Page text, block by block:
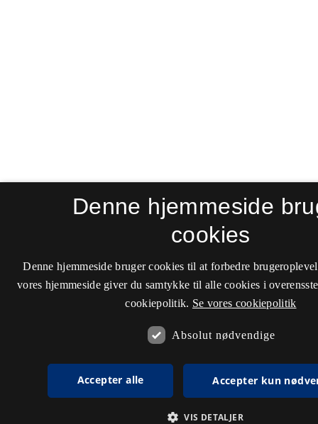
Denne hjemmeside
cookies
Denne hjemmeside bruger cookies til at forbedre
vores hjemmeside giver du samtykke til alle cookies i
cookiepolitik. Se vores cookiepolitik
Absolut nødvendige
Accepter alle Accepter kun
VIS DETALJER